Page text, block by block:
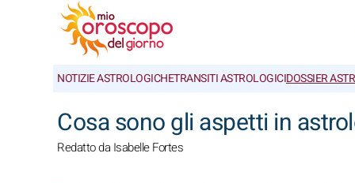
NOTIZIE ASTROLOGICHETRANSITI ASTROLOGICIDOSSIER
Cosa sono gli aspetti in
Redatto da Isabelle Fortes